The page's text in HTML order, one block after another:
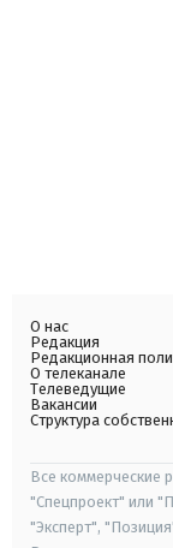
О нас
Редакция
Редакционная
О телеканале
Телеведущие
Вакансии
Структура
Все коммерческие
"Спецпроект" или
"Эксперт",